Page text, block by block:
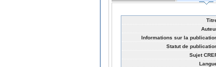
Informations sur la
Statut de
Sujet